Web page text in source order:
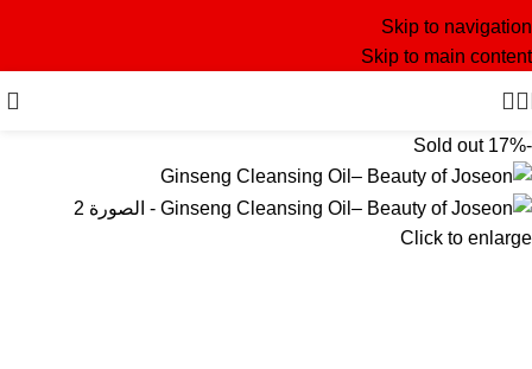
Skip to navigation
Skip to main content
-17%
Sold out
Click to enlarge